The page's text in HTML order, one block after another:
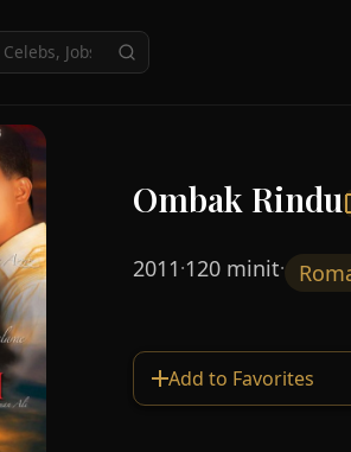
Ombak Rindu
2011·120 minit·
Add to Favorites